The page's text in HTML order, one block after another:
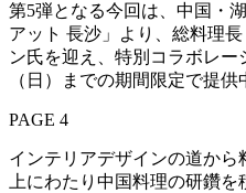
第5弾となる今回は、中国・
アット 長沙」より、総料理
ン氏を迎え、特別コラボレー
（日）までの期間限定で提供
PAGE 4
インテリアデザインの道から
上にわたり中国料理の研鑽